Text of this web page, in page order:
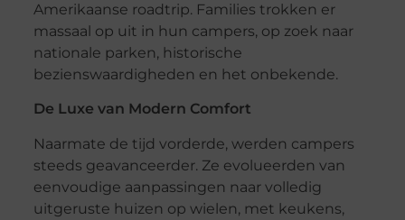
Amerikaanse roadtrip. Families trokken er
massaal op uit in hun campers, op zoek naar
nationale parken, historische
bezienswaardigheden en het onbekende.
De Luxe van Modern Comfort
Naarmate de tijd vorderde, werden campers
steeds geavanceerder. Ze evolueerden van
eenvoudige aanpassingen naar volledig
uitgeruste huizen op wielen, met keukens,